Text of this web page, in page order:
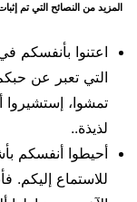
المزيد من النصائح التي تم إثبات
اعتنوا بأنفسكم
التي تعبر عن
تمشوا، إستشيروا
لذيذة..
أحيطوا أنفسكم
للاستماع إليكم.